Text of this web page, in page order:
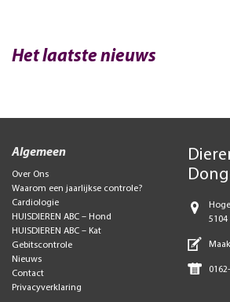
Het laatste nieuws
Algemeen
Over Ons
Waarom een jaarlijkse controle?
Cardiologie
HUISDIEREN ABC – Hond
HUISDIEREN ABC – Kat
Gebitscontrole
Nieuws
Contact
Privacyverklaring